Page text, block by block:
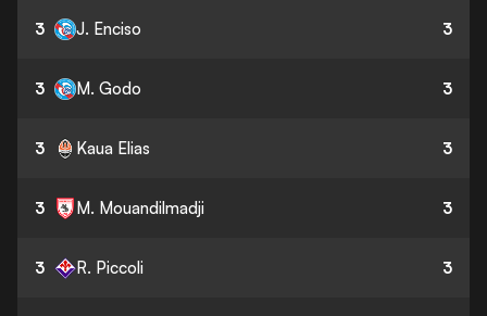
3 J. Enciso 3
3 M. Godo 3
3 Kaua Elias 3
3 M. Mouandilmadji 3
3 R. Piccoli 3